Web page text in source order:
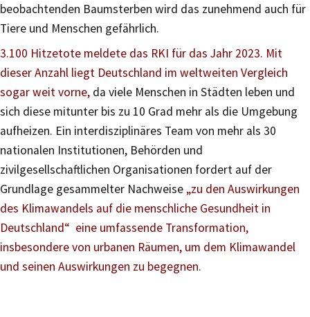
beobachtenden Baumsterben wird das zunehmend auch für
Tiere und Menschen gefährlich.
3.100 Hitzetote meldete das RKI für das Jahr 2023. Mit
dieser Anzahl liegt Deutschland im weltweiten Vergleich
sogar weit vorne, da viele Menschen in Städten leben und
sich diese mitunter bis zu 10 Grad mehr als die Umgebung
aufheizen. Ein interdisziplinäres Team von mehr als 30
nationalen Institutionen, Behörden und
zivilgesellschaftlichen Organisationen fordert auf der
Grundlage gesammelter Nachweise „zu den Auswirkungen
des Klimawandels auf die menschliche Gesundheit in
Deutschland“ eine umfassende Transformation,
insbesondere von urbanen Räumen, um dem Klimawandel
und seinen Auswirkungen zu begegnen.